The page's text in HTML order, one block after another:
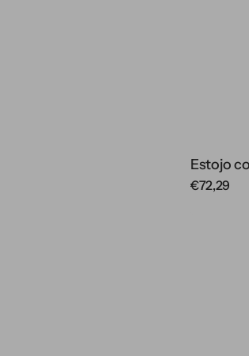
Estojo
Regular
€72,29